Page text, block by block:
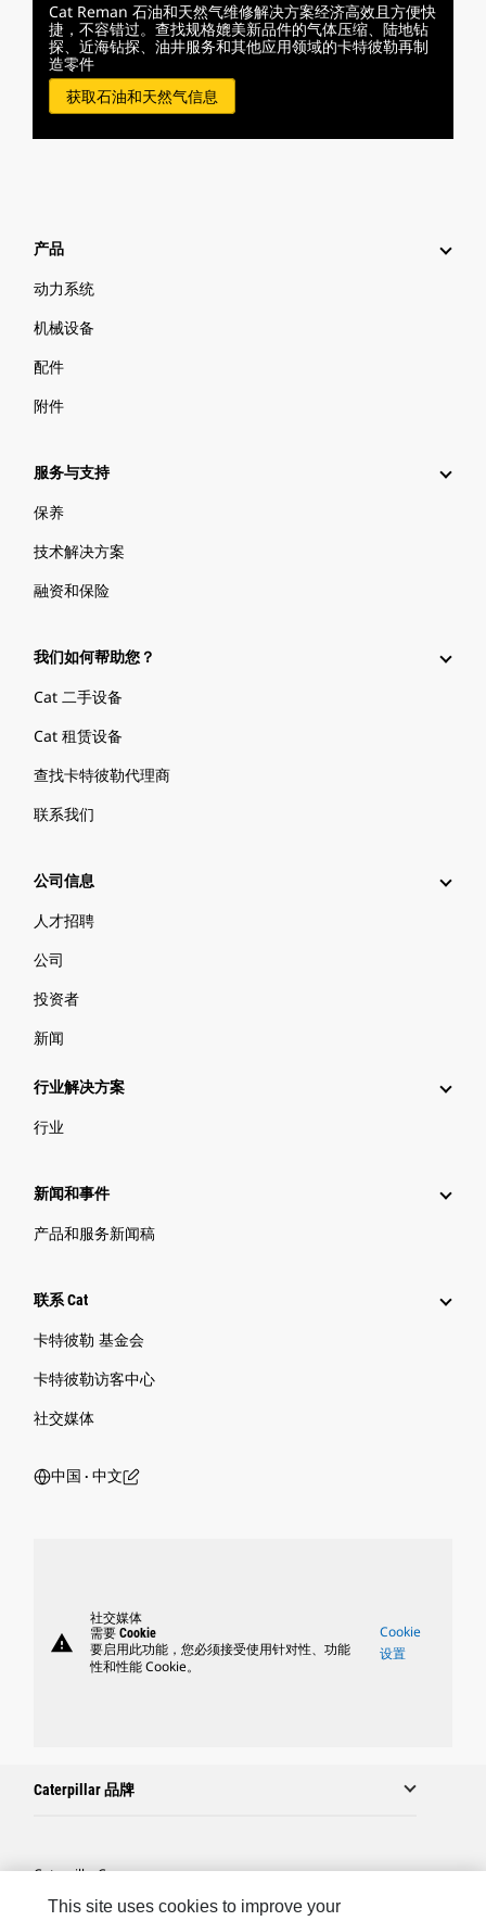
Cat Reman 石油和天然气维修解决方案经济高效且方便快
捷，不容错过。查找规格媲美新品件的气体压缩、陆地钻
探、近海钻探、油井服务和其他应用领域的卡特彼勒再制
造零件
获取石油和天然气信息
产品
动力系统
机械设备
配件
附件
服务与支持
保养
技术解决方案
融资和保险
我们如何帮助您？
Cat 二手设备
Cat 租赁设备
查找卡特彼勒代理商
联系我们
公司信息
人才招聘
公司
投资者
新闻
行业解决方案
行业
新闻和事件
产品和服务新闻稿
联系 Cat
卡特彼勒 基金会
卡特彼勒访客中心
社交媒体
中国 ‧ 中文
warning
社交媒体
需要 Cookie
要启用此功能，您必须接受使用针对性、功能
性和性能 Cookie。
Cookie
设置
Caterpillar 品牌
Caterpillar.com
联系 Caterpillar
This site uses cookies to improve your